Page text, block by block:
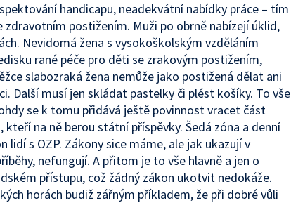
handicapu, neadekvátní nabídky práce – tím
zdravotním postižením. Muži po obrně nabízejí úklid,
Nevidomá žena s vysokoškolským vzděláním
rané péče pro děti se zrakovým postižením,
slabozraká žena nemůže jako postižená dělat ani
Další musí jen skládat pastelky či plést košíky. To vše
se k tomu přidává ještě povinnost vracet část
na ně berou státní příspěvky. Šedá zóna a denní
lidí s OZP. Zákony sice máme, ale jak ukazují v
nefungují. A přitom je to vše hlavně a jen o
přístupu, což žádný zákon ukotvit nedokáže.
horách budiž zářným příkladem, že při dobré vůli